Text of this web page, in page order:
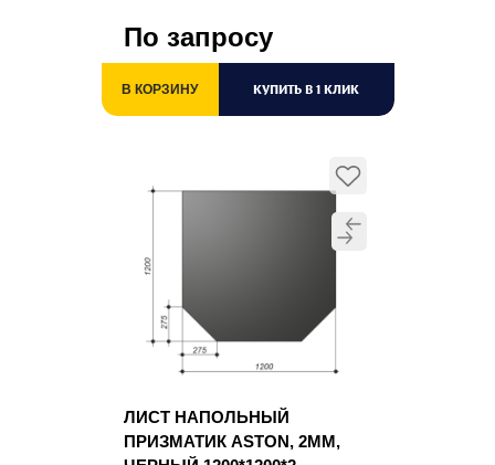
По запросу
В КОРЗИНУ КУПИТЬ В 1 КЛИК
ЛИСТ НАПОЛЬНЫЙ
ПРИЗМАТИК ASTON, 2ММ,